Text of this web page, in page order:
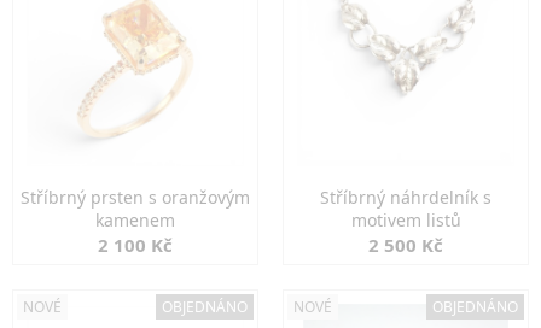
Stříbrný prsten s oranžovým
kamenem
2 100 Kč
Stříbrný náhrdelník s
motivem listů
2 500 Kč
NOVÉ OBJEDNÁNO NOVÉ OBJEDNÁNO